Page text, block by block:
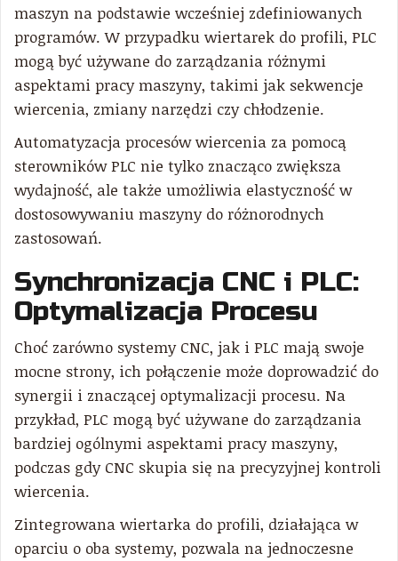
maszyn na podstawie wcześniej zdefiniowanych
programów. W przypadku wiertarek do profili, PLC
mogą być używane do zarządzania różnymi
aspektami pracy maszyny, takimi jak sekwencje
wiercenia, zmiany narzędzi czy chłodzenie.
Automatyzacja procesów wiercenia za pomocą
sterowników PLC nie tylko znacząco zwiększa
wydajność, ale także umożliwia elastyczność w
dostosowywaniu maszyny do różnorodnych
zastosowań.
Synchronizacja CNC i PLC:
Optymalizacja Procesu
Choć zarówno systemy CNC, jak i PLC mają swoje
mocne strony, ich połączenie może doprowadzić do
synergii i znaczącej optymalizacji procesu. Na
przykład, PLC mogą być używane do zarządzania
bardziej ogólnymi aspektami pracy maszyny,
podczas gdy CNC skupia się na precyzyjnej kontroli
wiercenia.
Zintegrowana wiertarka do profili, działająca w
oparciu o oba systemy, pozwala na jednoczesne